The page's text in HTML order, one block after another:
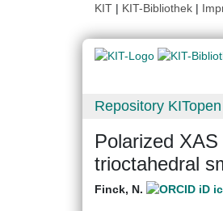
KIT | KIT-Bibliothek |
Repository KITopen
Polarized
trioctahedral
Finck, N.